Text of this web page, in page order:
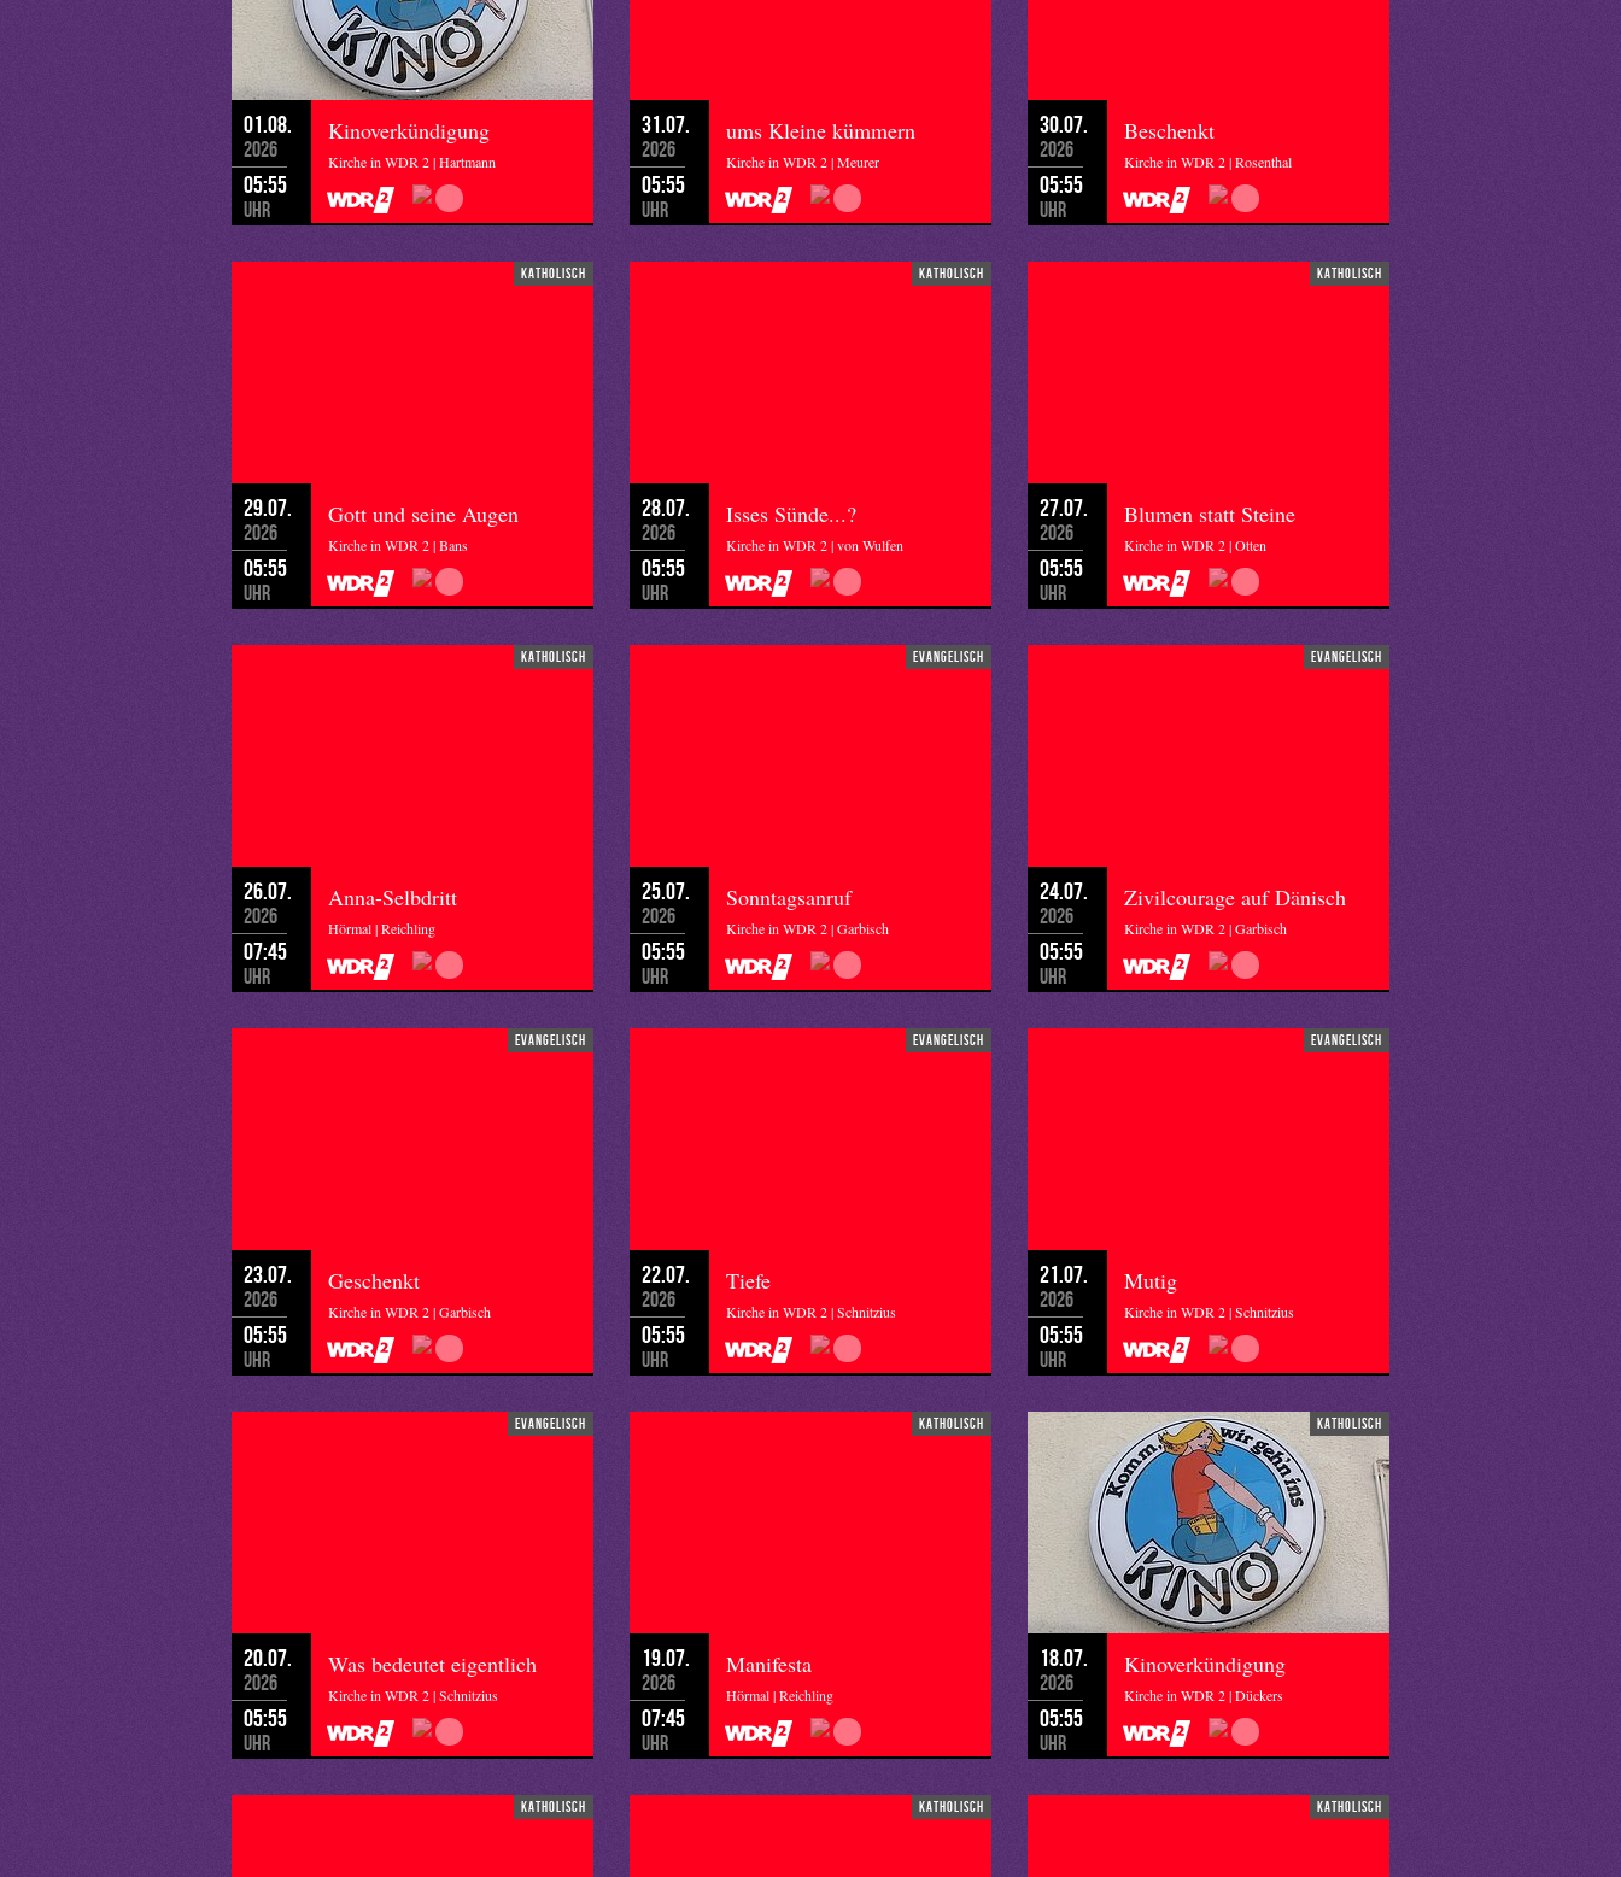
01.08.
2026
05:55
Uhr
Kinoverkündigung
Kirche in WDR 2 | Hartmann
31.07.
2026
05:55
Uhr
ums Kleine kümmern
Kirche in WDR 2 | Meurer
30.07.
2026
05:55
Uhr
Beschenkt
Kirche in WDR 2 | Rosenthal
katholisch
29.07.
2026
05:55
Uhr
Gott und seine Augen
Kirche in WDR 2 | Bans
katholisch
28.07.
2026
05:55
Uhr
Isses Sünde...?
Kirche in WDR 2 | von Wulfen
katholisch
27.07.
2026
05:55
Uhr
Blumen statt Steine
Kirche in WDR 2 | Otten
katholisch
26.07.
2026
07:45
Uhr
Anna-Selbdritt
Hörmal | Reichling
evangelisch
25.07.
2026
05:55
Uhr
Sonntagsanruf
Kirche in WDR 2 | Garbisch
evangelisch
24.07.
2026
05:55
Uhr
Zivilcourage auf Dänisch
Kirche in WDR 2 | Garbisch
evangelisch
23.07.
2026
05:55
Uhr
Geschenkt
Kirche in WDR 2 | Garbisch
evangelisch
22.07.
2026
05:55
Uhr
Tiefe
Kirche in WDR 2 | Schnitzius
evangelisch
21.07.
2026
05:55
Uhr
Mutig
Kirche in WDR 2 | Schnitzius
evangelisch
20.07.
2026
05:55
Uhr
Was bedeutet eigentlich
Kirche in WDR 2 | Schnitzius
katholisch
19.07.
2026
07:45
Uhr
Manifesta
Hörmal | Reichling
katholisch
18.07.
2026
05:55
Uhr
Kinoverkündigung
Kirche in WDR 2 | Dückers
katholisch katholisch katholisch